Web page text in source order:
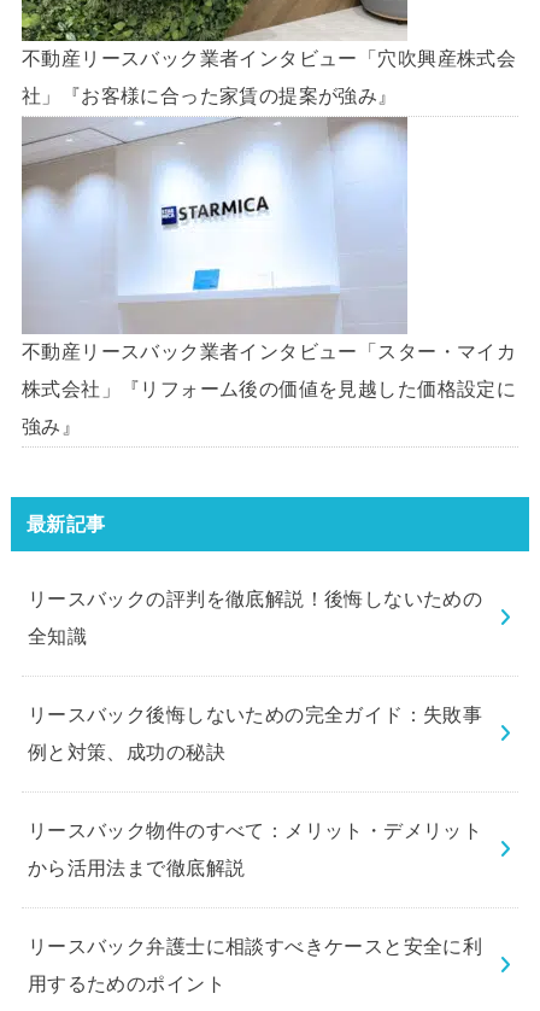
不動産リースバック業者インタビュー「穴吹興産株式会
社」『お客様に合った家賃の提案が強み』
不動産リースバック業者インタビュー「スター・マイカ
株式会社」『リフォーム後の価値を見越した価格設定に
強み』
最新記事
リースバックの評判を徹底解説！後悔しないための
全知識
リースバック後悔しないための完全ガイド：失敗事
例と対策、成功の秘訣
リースバック物件のすべて：メリット・デメリット
から活用法まで徹底解説
リースバック弁護士に相談すべきケースと安全に利
用するためのポイント